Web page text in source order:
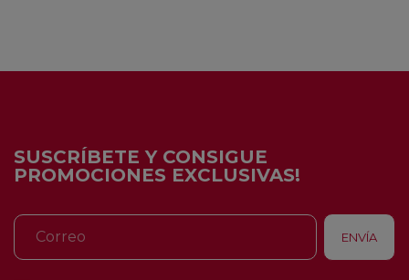
SUSCRÍBETE Y CONSIGUE
PROMOCIONES EXCLUSIVAS!